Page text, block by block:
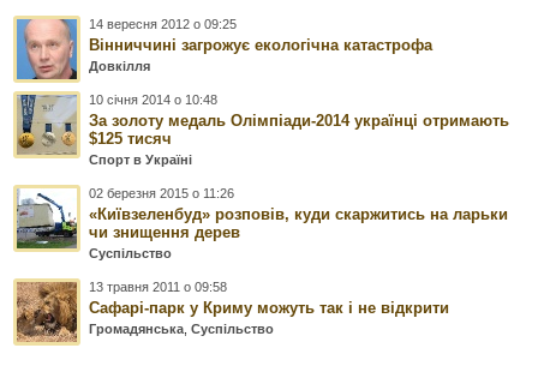
14 вересня 2012 о 09:25
Вінниччині загрожує екологічна катастрофа
Довкілля
10 січня 2014 о 10:48
За золоту медаль Олімпіади-2014 українці отримають
$125 тисяч
Спорт в Україні
02 березня 2015 о 11:26
«Київзеленбуд» розповів, куди скаржитись на ларьки
чи знищення дерев
Суспільство
13 травня 2011 о 09:58
Сафарі-парк у Криму можуть так і не відкрити
Громадянська ,Суспільство